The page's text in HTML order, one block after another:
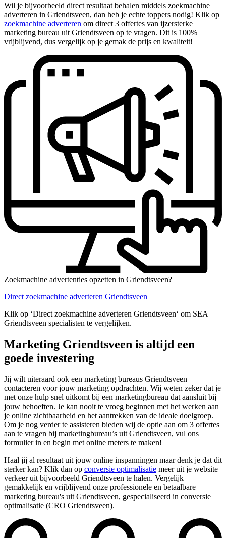
Wil je bijvoorbeeld direct resultaat behalen middels zoekmachine
adverteren in Griendtsveen, dan heb je echte toppers nodig! Klik op
zoekmachine adverteren om direct 3 offertes van ijzersterke
marketing bureau uit Griendtsveen op te vragen. Dit is 100%
vrijblijvend, dus vergelijk op je gemak de prijs en kwaliteit!
Zoekmachine advertenties opzetten in Griendtsveen?
Direct zoekmachine adverteren Griendtsveen
Klik op ‘Direct zoekmachine adverteren Griendtsveen‘ om SEA
Griendtsveen specialisten te vergelijken.
Marketing Griendtsveen is altijd een
goede investering
Jij wilt uiteraard ook een marketing bureaus Griendtsveen
contacteren voor jouw marketing opdrachten. Wij weten zeker dat je
met onze hulp snel uitkomt bij een marketingbureau dat aansluit bij
jouw behoeften. Je kan nooit te vroeg beginnen met het werken aan
je online zichtbaarheid en het aantrekken van de ideale doelgroep.
Om je nog verder te assisteren bieden wij de optie aan om 3 offertes
aan te vragen bij marketingbureau’s uit Griendtsveen, vul ons
formulier in en begin met online meters te maken!
Haal jij al resultaat uit jouw online inspanningen maar denk je dat dit
sterker kan? Klik dan op conversie optimalisatie meer uit je website
verkeer uit bijvoorbeeld Griendtsveen te halen. Vergelijk
gemakkelijk en vrijblijvend onze professionele en betaalbare
marketing bureau's uit Griendtsveen, gespecialiseerd in conversie
optimalisatie (CRO Griendtsveen).